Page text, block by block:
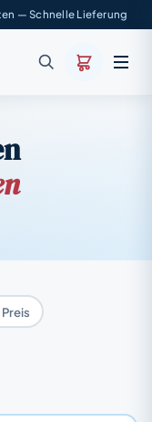
— Schnelle Lieferung